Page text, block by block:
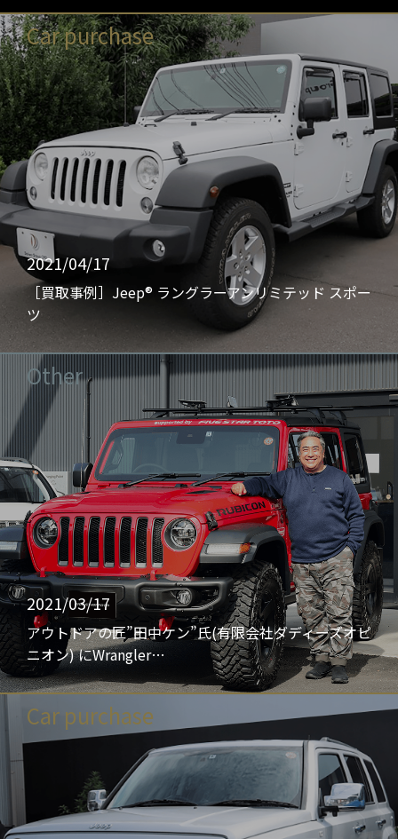
Car purchase
2021/04/17
［買取事例］Jeep® ラングラーアンリミテッド スポー
ツ
Other
2021/03/17
アウトドアの匠”田中ケン”氏(有限会社ダディーズオピ
ニオン) にWrangler…
Car purchase